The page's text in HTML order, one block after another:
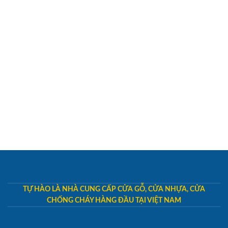
TỰ HÀO LÀ NHÀ CUNG CẤP CỬA GỖ, CỬA NHỰA, CỬA
CHỐNG CHÁY HÀNG ĐẦU TẠI VIỆT NAM